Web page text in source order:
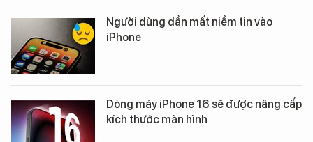
Người dùng dần mất niềm tin vào
iPhone
Dòng máy iPhone 16 sẽ được nâng cấp
kích thước màn hình